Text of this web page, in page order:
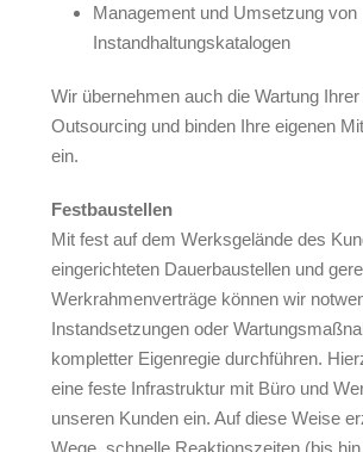
Management und Umsetzung von
Instandhaltungskatalogen
Wir übernehmen auch die Wartung
Outsourcing und binden Ihre eigenen
ein.
Festbaustellen
Mit fest auf dem Werksgelände des
eingerichteten Dauerbaustellen und
Werkrahmenverträge können wir
Instandsetzungen oder
kompletter Eigenregie durchführen.
eine feste Infrastruktur mit Büro und
unseren Kunden ein. Auf diese Weise
Wege, schnelle Reaktionszeiten (bis